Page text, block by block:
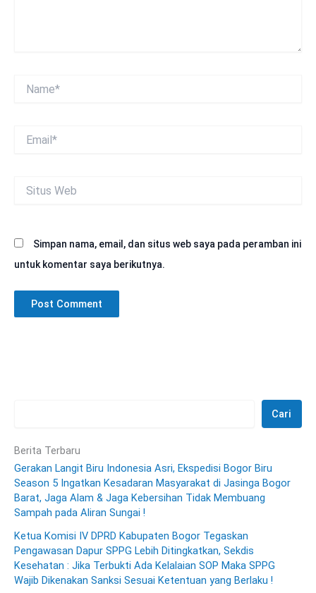
Web
Simpan nama, email, dan situs web saya pada peramban ini
untuk komentar saya berikutnya.
Cari
Berita Terbaru
Gerakan Langit Biru Indonesia Asri, Ekspedisi Bogor Biru
Season 5 Ingatkan Kesadaran Masyarakat di Jasinga Bogor
Barat, Jaga Alam & Jaga Kebersihan Tidak Membuang
Sampah pada Aliran Sungai !
Ketua Komisi IV DPRD Kabupaten Bogor Tegaskan
Pengawasan Dapur SPPG Lebih Ditingkatkan, Sekdis
Kesehatan : Jika Terbukti Ada Kelalaian SOP Maka SPPG
Wajib Dikenakan Sanksi Sesuai Ketentuan yang Berlaku !